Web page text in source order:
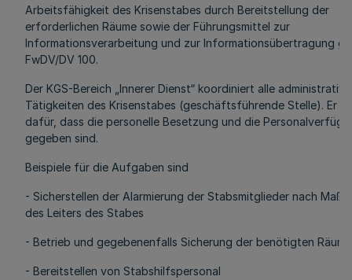
Arbeitsfähigkeit des Krisenstabes durch Bereitstellung der
erforderlichen Räume sowie der Führungsmittel zur
Informationsverarbeitung und zur Informationsübertragung
FwDV/DV 100.
Der KGS-Bereich „Innerer Dienst“ koordiniert alle
Tätigkeiten des Krisenstabes (geschäftsführende Stelle). Er
dafür, dass die personelle Besetzung und die
gegeben sind.
Beispiele für die Aufgaben sind
- Sicherstellen der Alarmierung der Stabsmitglieder nach
des Leiters des Stabes
- Betrieb und gegebenenfalls Sicherung der benötigten Räume
- Bereitstellen von Stabshilfspersonal